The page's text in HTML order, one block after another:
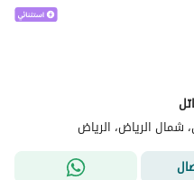
شمال الرياض، الرياض